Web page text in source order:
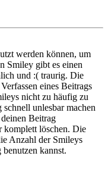
werden können, um
Smiley gibt es einen
und :( traurig. Die
eines Beitrags
nicht zu häufig zu
unlesbar machen
Beitrag
komplett löschen. Die
Anzahl der Smileys
kannst.